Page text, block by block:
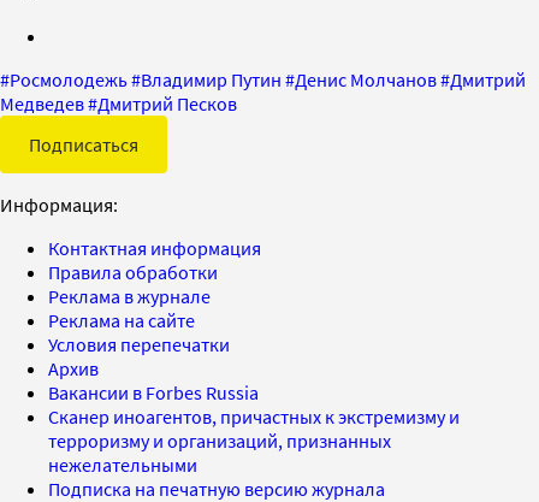
#Росмолодежь#Владимир Путин #Денис Молчанов#Дмитрий
Медведев#Дмитрий Песков
Подписаться
Информация:
Контактная информация
Правила обработки
Реклама в журнале
Реклама на сайте
Условия перепечатки
Архив
Вакансии в Forbes Russia
Сканер иноагентов, причастных к экстремизму и
терроризму и организаций, признанных
нежелательными
Подписка на печатную версию журнала